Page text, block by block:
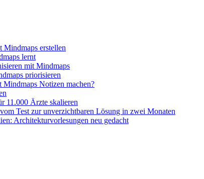
Mindmaps erstellen
lernt
mit Mindmaps
priorisieren
Mindmaps Notizen machen?
11.000 Ärzte skalieren
Test zur unverzichtbaren Lösung in zwei Monaten
Architekturvorlesungen neu gedacht